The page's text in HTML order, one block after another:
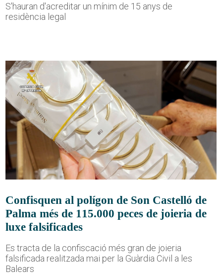
S'hauran d'acreditar un mínim de 15 anys de
residència legal
Confisquen al polígon de Son Castelló de
Palma més de 115.000 peces de joieria de
luxe falsificades
Es tracta de la confiscació més gran de joieria
falsificada realitzada mai per la Guàrdia Civil a les
Balears